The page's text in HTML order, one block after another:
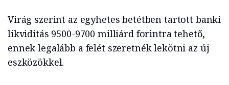
Virág szerint az egyhetes betétben tartott banki
likviditás 9500-9700 milliárd forintra tehető,
ennek legalább a felét szeretnék lekötni az új
eszközökkel.